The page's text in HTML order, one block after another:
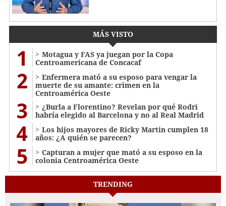
MÁS VISTO
1
Motagua y FAS ya juegan por la Copa
Centroamericana de Concacaf
2
Enfermera mató a su esposo para vengar la
muerte de su amante: crimen en la
Centroamérica Oeste
3
¿Burla a Florentino? Revelan por qué Rodri
habría elegido al Barcelona y no al Real Madrid
4
Los hijos mayores de Ricky Martin cumplen 18
años: ¿A quién se parecen?
5
Capturan a mujer que mató a su esposo en la
colonia Centroamérica Oeste
TRENDING